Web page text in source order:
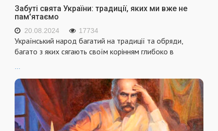
Забуті свята України: традиції, яких ми вже не
пам'ятаємо
20.08.2024 17734
Український народ багатий на традиції та обряди,
багато з яких сягають своїм корінням глибоко в
...